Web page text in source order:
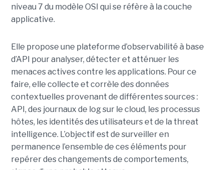
niveau 7 du modèle OSI qui se réfère à la couche
applicative.
Elle propose une plateforme d’observabilité à base
d’API pour analyser, détecter et atténuer les
menaces actives contre les applications. Pour ce
faire, elle collecte et corrèle des données
contextuelles provenant de différentes sources :
API, des journaux de log sur le cloud, les processus
hôtes, les identités des utilisateurs et de la threat
intelligence. L’objectif est de surveiller en
permanence l’ensemble de ces éléments pour
repérer des changements de comportements,